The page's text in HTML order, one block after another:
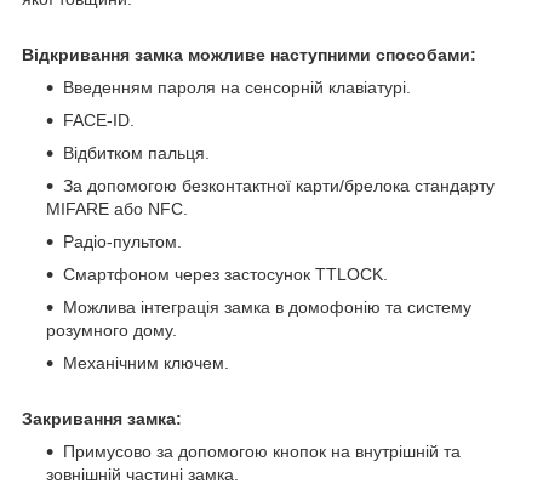
Відкривання замка можливе наступними способами:
Введенням пароля на сенсорній клавіатурі.
FACE-ID.
Відбитком пальця.
За допомогою безконтактної карти/брелока стандарту
MIFARE або NFC.
Радіо-пультом.
Смартфоном через застосунок TTLOCK.
Можлива інтеграція замка в домофонію та систему
розумного дому.
Механічним ключем.
Закривання замка:
Примусово за допомогою кнопок на внутрішній та
зовнішній частині замка.